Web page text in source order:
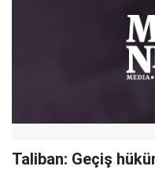
Taliban: Geçiş